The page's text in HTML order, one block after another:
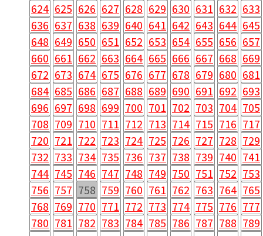
624 625 626 627 628 629 630 631 632 633
636 637 638 639 640 641 642 643 644 645
648 649 650 651 652 653 654 655 656 657
660 661 662 663 664 665 666 667 668 669
672 673 674 675 676 677 678 679 680 681
684 685 686 687 688 689 690 691 692 693
696 697 698 699 700 701 702 703 704 705
708 709 710 711 712 713 714 715 716 717
720 721 722 723 724 725 726 727 728 729
732 733 734 735 736 737 738 739 740 741
744 745 746 747 748 749 750 751 752 753
756 757 758 759 760 761 762 763 764 765
768 769 770 771 772 773 774 775 776 777
780 781 782 783 784 785 786 787 788 789